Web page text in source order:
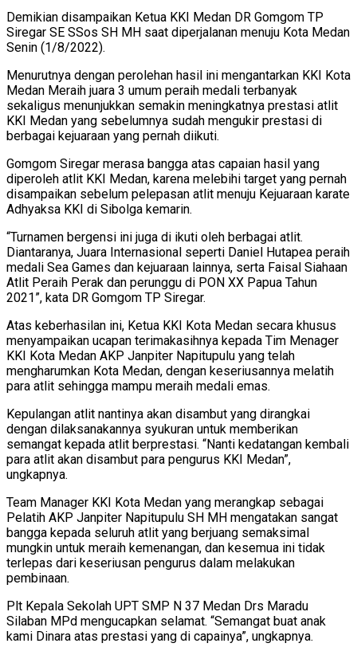
Demikian disampaikan Ketua KKI Medan DR Gomgom TP
Siregar SE SSos SH MH saat diperjalanan menuju Kota Medan
Senin (1/8/2022).
Menurutnya dengan perolehan hasil ini mengantarkan KKI Kota
Medan Meraih juara 3 umum peraih medali terbanyak
sekaligus menunjukkan semakin meningkatnya prestasi atlit
KKI Medan yang sebelumnya sudah mengukir prestasi di
berbagai kejuaraan yang pernah diikuti.
Gomgom Siregar merasa bangga atas capaian hasil yang
diperoleh atlit KKI Medan, karena melebihi target yang pernah
disampaikan sebelum pelepasan atlit menuju Kejuaraan karate
Adhyaksa KKI di Sibolga kemarin.
“Turnamen bergensi ini juga di ikuti oleh berbagai atlit.
Diantaranya, Juara Internasional seperti Daniel Hutapea peraih
medali Sea Games dan kejuaraan lainnya, serta Faisal Siahaan
Atlit Peraih Perak dan perunggu di PON XX Papua Tahun
2021”, kata DR Gomgom TP Siregar.
Atas keberhasilan ini, Ketua KKI Kota Medan secara khusus
menyampaikan ucapan terimakasihnya kepada Tim Menager
KKI Kota Medan AKP Janpiter Napitupulu yang telah
mengharumkan Kota Medan, dengan keseriusannya melatih
para atlit sehingga mampu meraih medali emas.
Kepulangan atlit nantinya akan disambut yang dirangkai
dengan dilaksanakannya syukuran untuk memberikan
semangat kepada atlit berprestasi. “Nanti kedatangan kembali
para atlit akan disambut para pengurus KKI Medan”,
ungkapnya.
Team Manager KKI Kota Medan yang merangkap sebagai
Pelatih AKP Janpiter Napitupulu SH MH mengatakan sangat
bangga kepada seluruh atlit yang berjuang semaksimal
mungkin untuk meraih kemenangan, dan kesemua ini tidak
terlepas dari keseriusan pengurus dalam melakukan
pembinaan.
Plt Kepala Sekolah UPT SMP N 37 Medan Drs Maradu
Silaban MPd mengucapkan selamat. “Semangat buat anak
kami Dinara atas prestasi yang di capainya”, ungkapnya.